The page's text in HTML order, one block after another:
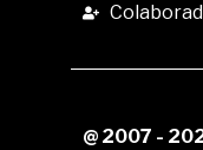
@ 2007 -